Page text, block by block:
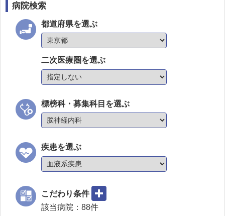
病院検索
都道府県を選ぶ
二次医療圏を選ぶ
標榜科・募集科目を選ぶ
疾患を選ぶ
こだわり条件
該当病院： 88件